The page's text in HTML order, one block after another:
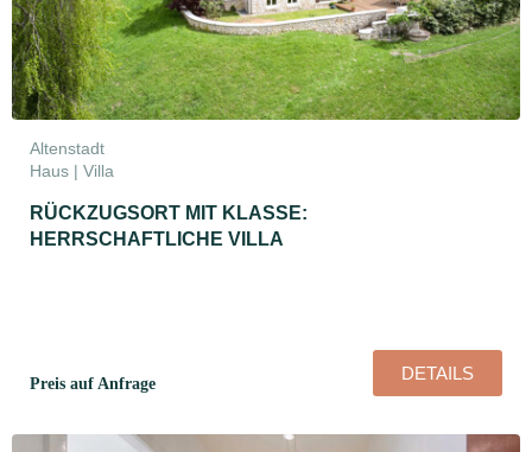
Altenstadt
Haus | Villa
RÜCKZUGSORT MIT KLASSE:
HERRSCHAFTLICHE VILLA
Preis auf Anfrage
DETAILS